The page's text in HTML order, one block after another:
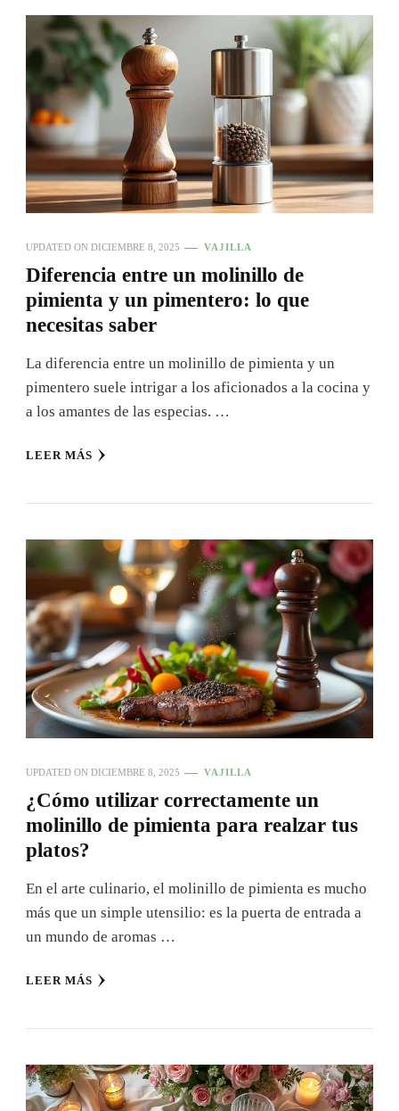
UPDATED ON DICIEMBRE 8, 2025 VAJILLA
Diferencia entre un molinillo de
pimienta y un pimentero: lo que
necesitas saber
La diferencia entre un molinillo de pimienta y un
pimentero suele intrigar a los aficionados a la cocina y
a los amantes de las especias. …
LEER MÁS
UPDATED ON DICIEMBRE 8, 2025 VAJILLA
¿Cómo utilizar correctamente un
molinillo de pimienta para realzar tus
platos?
En el arte culinario, el molinillo de pimienta es mucho
más que un simple utensilio: es la puerta de entrada a
un mundo de aromas …
LEER MÁS